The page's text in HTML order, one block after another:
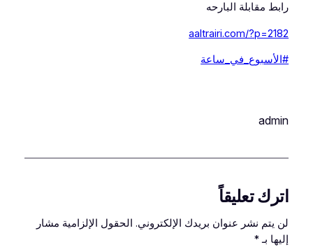
رابط مقابلة البارحه
aaltrairi.com/?p=2182
#الأسبوع_في_ساعة
admin
اترك تعليقاً
لن يتم نشر عنوان بريدك الإلكتروني. الحقول الإلزامية مشار
إليها بـ*